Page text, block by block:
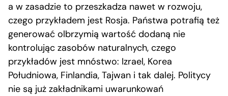
a w zasadzie to przeszkadza nawet w rozwoju,
czego przykładem jest Rosja. Państwa potrafią też
generować olbrzymią wartość dodaną nie
kontrolując zasobów naturalnych, czego
przykładów jest mnóstwo: Izrael, Korea
Południowa, Finlandia, Tajwan i tak dalej. Politycy
nie są już zakładnikami uwarunkowań